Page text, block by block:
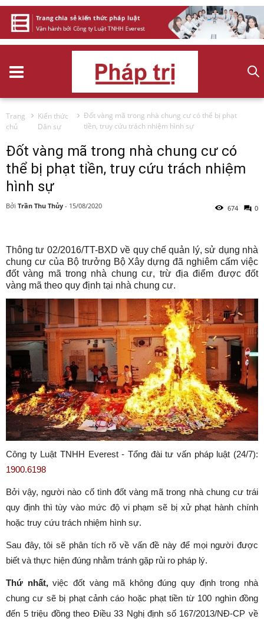
Trang
chủ
Kiến thức
Dân sự
Đốt vàng mã trong nhà chung cư có thể bị phạt
tiền, truy cứu trách nhiệm hình sự
Đốt vàng mã trong nhà chung cư có
thể bị phạt tiền, truy cứu trách nhiệm
hình sự
Bởi Trần Thu Thủy - 15/08/2020 674 0
Thông tư 02/2016/TT-BXD về quy chế quản lý, sử dụng nhà
chung cư của Bộ trưởng Bộ Xây dựng đã nghiêm cấm việc
đốt vàng mã trong nhà chung cư, trừ địa điểm được đốt
vàng mã theo quy định tại nhà chung cư.
Công ty Luật TNHH Everest - Tổng đài tư vấn pháp luật (24/7):
1900.6198
Bởi vậy, người nào cố tình đốt vàng mã trong nhà chung cư trái
quy định thì tùy vào mức độ vi phạm sẽ bị xử phạt hành chính
hoặc truy cứu trách nhiệm hình sự.
Sau đây, tôi sẽ phân tích rõ về vấn đề này để mọi người được
biết và thực hiện đúng nhằm tránh gặp rủi ro pháp lý.
Thứ nhất,việc đốt vàng mã không đúng quy định trong nhà
chung cư sẽ bị phạt cảnh cáo hoặc phạt tiền từ 100 nghìn đồng
đến 5 triệu đồng theo Điều 33 Nghị định số 167/2013/NĐ-CP về